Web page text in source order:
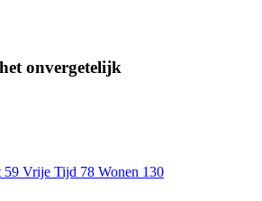
onvergetelijk
59 Vrije Tijd 78 Wonen 130